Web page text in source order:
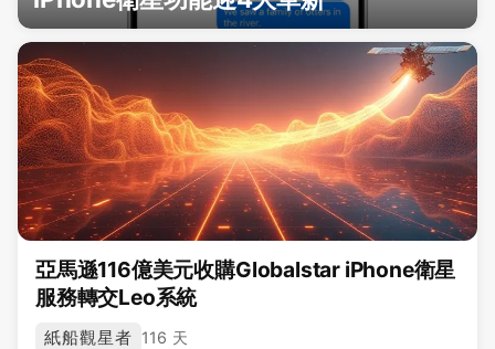
亞馬遜116億美元收購Globalstar iPhone衛星
服務轉交Leo系統
紙船觀星者 116 天